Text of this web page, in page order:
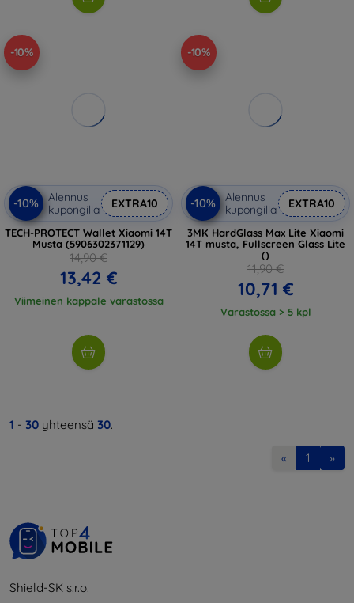
-10%
-10%
Alennus
kupongilla
EXTRA10
TECH-PROTECT Wallet Xiaomi 14T
Musta (5906302371129)
14,90 €
13,42 €
Viimeinen kappale varastossa
-10%
-10%
Alennus
kupongilla
EXTRA10
3MK HardGlass Max Lite Xiaomi
14T musta, Fullscreen Glass Lite
()
11,90 €
10,71 €
Varastossa > 5 kpl
1 - 30 yhteensä 30.
« 1 »
Shield-SK s.r.o.